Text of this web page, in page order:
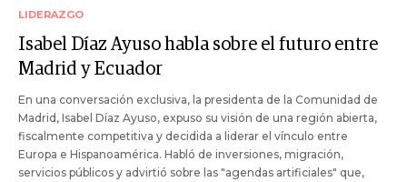
LIDERAZGO
Isabel Díaz Ayuso habla sobre el futuro entre
Madrid y Ecuador
En una conversación exclusiva, la presidenta de la Comunidad de
Madrid, Isabel Díaz Ayuso, expuso su visión de una región abierta,
fiscalmente competitiva y decidida a liderar el vínculo entre
Europa e Hispanoamérica. Habló de inversiones, migración,
servicios públicos y advirtió sobre las "agendas artificiales" que,